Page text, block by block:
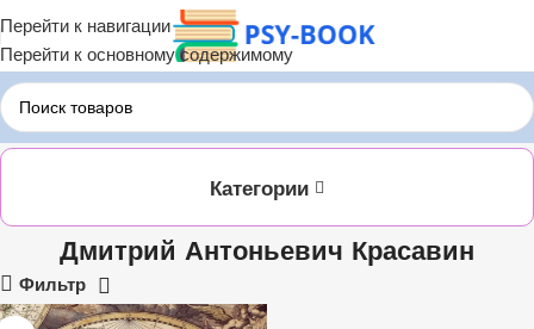
Перейти к навигации
Перейти к основному содержимому
Главная ЛИТРЕС Дмитрий Антоньевич Красавин
Категории
Дмитрий Антоньевич Красавин
Фильтр